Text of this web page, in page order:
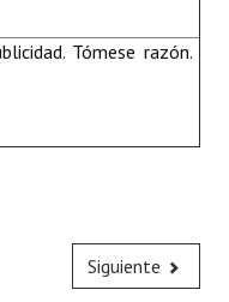
Tómese razón.
Siguiente